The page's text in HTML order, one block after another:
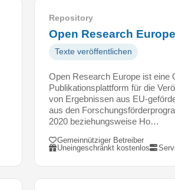
Repository
Open Research Europe
Texte veröffentlichen
Open Research Europe ist eine
Publikationsplattform für die
von Ergebnissen aus EU-
aus den
2020 beziehungsweise Ho…
Gemeinnütziger Betreiber
Uneingeschränkt kostenlos